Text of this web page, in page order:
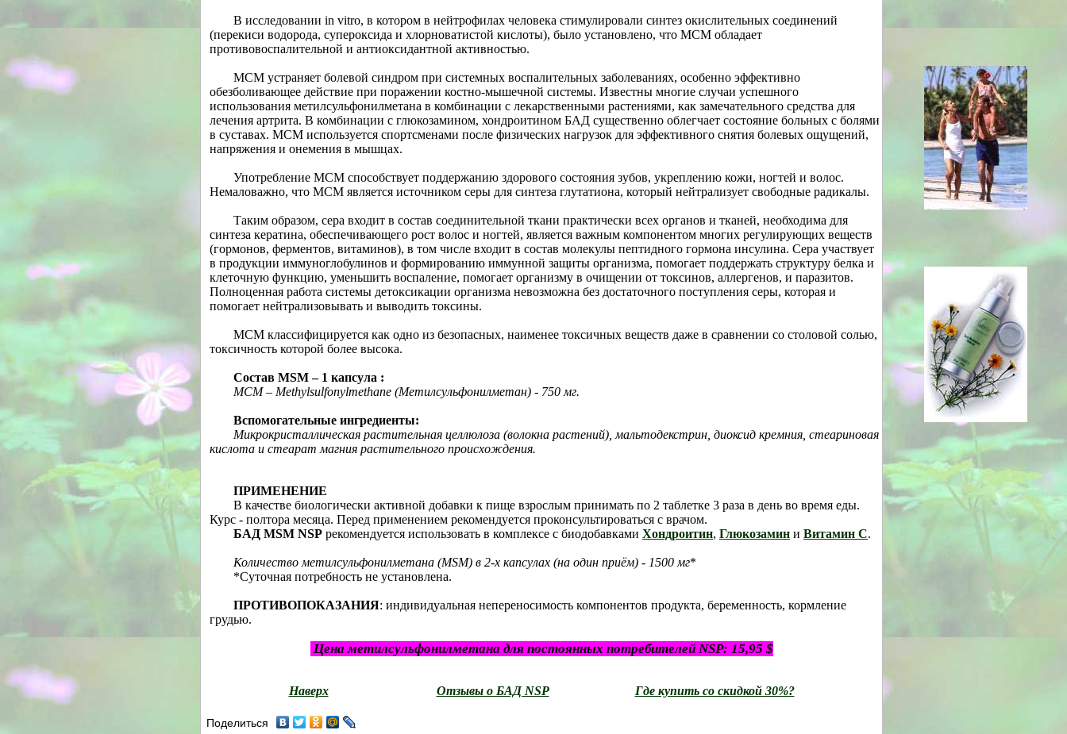
В исследовании in vitro, в котором в нейтрофилах человека стимулировали синтез окислительных соединений
(перекиси водорода, супероксида и хлорноватистой кислоты), было установлено, что МСМ обладает
противовоспалительной и антиоксидантной активностью.
МСМ устраняет болевой синдром при системных воспалительных заболеваниях, особенно эффективно
обезболивающее действие при поражении костно-мышечной системы. Известны многие случаи успешного
использования метилсульфонилметана в комбинации с лекарственными растениями, как замечательного средства для
лечения артрита. В комбинации с глюкозамином, хондроитином БАД существенно облегчает состояние больных с болями
в суставах. МСМ используется спортсменами после физических нагрузок для эффективного снятия болевых ощущений,
напряжения и онемения в мышцах.
Употребление МСМ способствует поддержанию здорового состояния зубов, укреплению кожи, ногтей и волос.
Немаловажно, что МСМ является источником серы для синтеза глутатиона, который нейтрализует свободные радикалы.
Таким образом, сера входит в состав соединительной ткани практически всех органов и тканей, необходима для
синтеза кератина, обеспечивающего рост волос и ногтей, является важным компонентом многих регулирующих веществ
(гормонов, ферментов, витаминов), в том числе входит в состав молекулы пептидного гормона инсулина. Сера участвует
в продукции иммуноглобулинов и формированию иммунной защиты организма, помогает поддержать структуру белка и
клеточную функцию, уменьшить воспаление, помогает организму в очищении от токсинов, аллергенов, и паразитов.
Полноценная работа системы детоксикации организма невозможна без достаточного поступления серы, которая и
помогает нейтрализовывать и выводить токсины.
МСМ классифицируется как одно из безопасных, наименее токсичных веществ даже в сравнении со столовой солью,
токсичность которой более высока.
Состав MSM – 1 капсула :
МСМ – Methylsulfonylmethane (Метилсульфонилметан) - 750 мг.
Вспомогательные ингредиенты:
Микрокристаллическая растительная целлюлоза (волокна растений), мальтодекстрин, диоксид кремния, стеариновая
кислота и стеарат магния растительного происхождения.
ПРИМЕНЕНИЕ
В качестве биологически активной добавки к пище взрослым принимать по 2 таблетке 3 раза в день во время еды.
Курс - полтора месяца. Перед применением рекомендуется проконсультироваться с врачом.
БАД MSM NSP рекомендуется использовать в комплексе с биодобавками Хондроитин, Глюкозамин и Витамин С.
Количество метилсульфонилметана (MSM) в 2-х капсулах (на один приём) - 1500 мг*
*Суточная потребность не установлена.
ПРОТИВОПОКАЗАНИЯ: индивидуальная непереносимость компонентов продукта, беременность, кормление
грудью.
Цена метилсульфонилметана для постоянных потребителей NSP: 15,95 $
Наверх Отзывы о БАД NSP Где купить со скидкой 30%?
Поделиться